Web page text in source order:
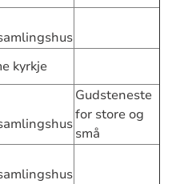
kyrkje
Gudsteneste
for store og
små